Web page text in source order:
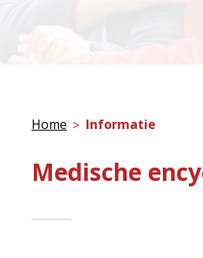
Home Informatie
Medische